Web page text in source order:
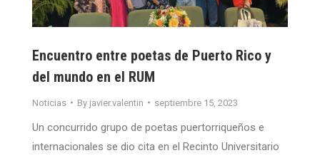
Encuentro entre poetas de Puerto Rico y
del mundo en el RUM
Noticias By javier.valentin septiembre 15, 2023
Un concurrido grupo de poetas puertorriqueños e
internacionales se dio cita en el Recinto Universitario